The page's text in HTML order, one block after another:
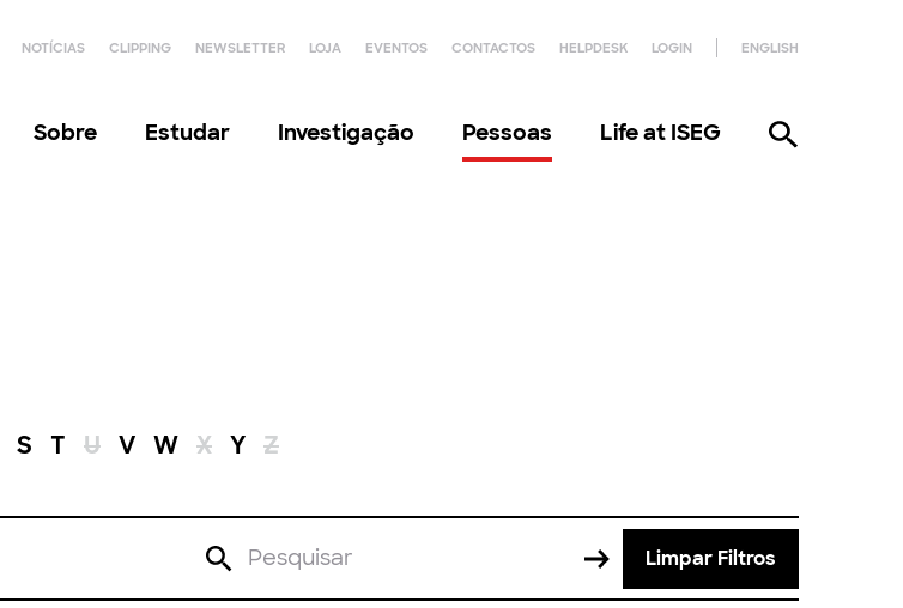
NOTÍCIAS CLIPPING NEWSLETTER LOJA EVENTOS CONTACTOS HELPDESK LOGIN ENGLISH
Sobre Estudar Investigação Pessoas Life at ISEG
S T U V W X Y Z
Limpar Filtros